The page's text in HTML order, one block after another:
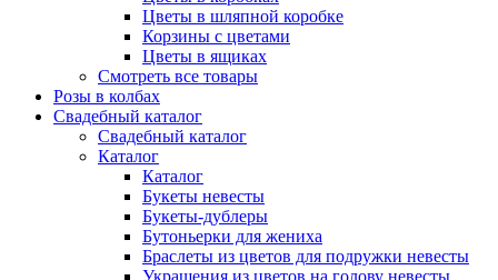
Цветы в шляпной коробке
Корзины с цветами
Цветы в ящиках
Смотреть все товары
Розы в колбах
Свадебный каталог
Свадебный каталог
Каталог
Каталог
Букеты невесты
Букеты-дублеры
Бутоньерки для жениха
Браслеты из цветов для подружки невесты